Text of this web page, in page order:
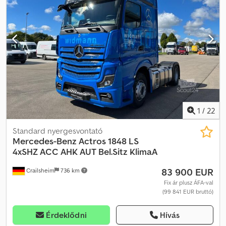
1 / 22
Crailsheim 736 km
Standard nyergesvontató
Mercedes-Benz Actros 1848 LS
4xSHZ ACC AHK AUT Bel.Sitz KlimaA
83 900 EUR
Fix ár plusz ÁFA-val
(99 841 EUR bruttó)
Érdeklődni Hívás